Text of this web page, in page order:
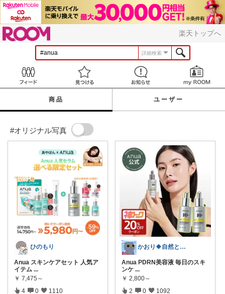
楽天トップへ
詳細検索
見つける お知らせ
商品 ユーザー
#オリジナル写真
ひのもり
Anua スキンケアセット 人気ア
イテム ...
￥ 7,475～
4 0 1110
かおり🍀自然とやさしい暮らし🐑🍀
Anua PDRN美容液 毎日のスキ
ンケ ...
￥ 2,800～
2 0 1092